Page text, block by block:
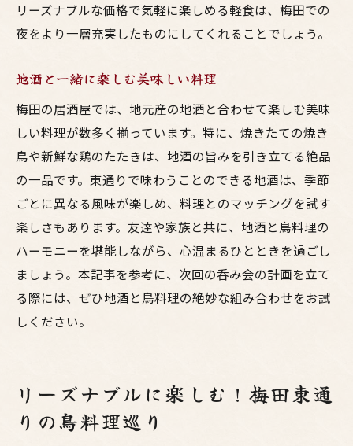
リーズナブルな価格で気軽に楽しめる軽食は、梅田での
夜をより一層充実したものにしてくれることでしょう。
地酒と一緒に楽しむ美味しい料理
梅田の居酒屋では、地元産の地酒と合わせて楽しむ美味
しい料理が数多く揃っています。特に、焼きたての焼き
鳥や新鮮な鶏のたたきは、地酒の旨みを引き立てる絶品
の一品です。東通りで味わうことのできる地酒は、季節
ごとに異なる風味が楽しめ、料理とのマッチングを試す
楽しさもあります。友達や家族と共に、地酒と鳥料理の
ハーモニーを堪能しながら、心温まるひとときを過ごし
ましょう。本記事を参考に、次回の呑み会の計画を立て
る際には、ぜひ地酒と鳥料理の絶妙な組み合わせをお試
しください。
リーズナブルに楽しむ！梅田東通
りの鳥料理巡り